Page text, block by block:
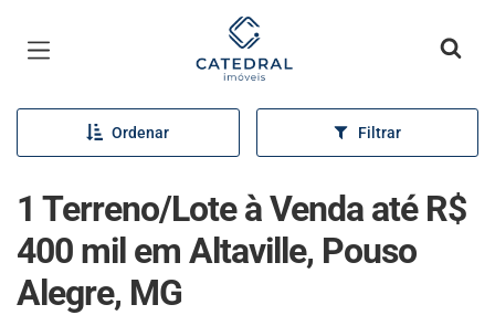
Página inicial
Ordenar Filtrar
1 Terreno/Lote à Venda até R$
400 mil em Altaville, Pouso
Alegre, MG